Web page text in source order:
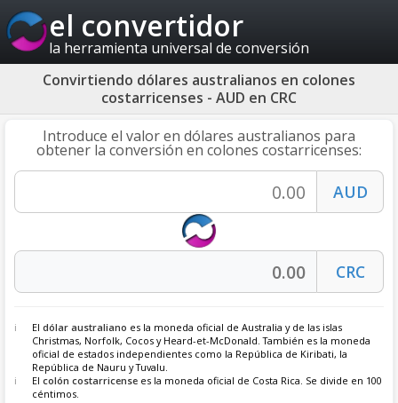
el convertidor
la herramienta universal de conversión
Convirtiendo dólares australianos en colones
costarricenses - AUD en CRC
Introduce el valor en dólares australianos para
obtener la conversión en colones costarricenses:
El dólar australiano es la moneda oficial de Australia y de las islas
Christmas, Norfolk, Cocos y Heard-et-McDonald. También es la moneda
oficial de estados independientes como la República de Kiribati, la
República de Nauru y Tuvalu.
El colón costarricense es la moneda oficial de Costa Rica. Se divide en 100
céntimos.